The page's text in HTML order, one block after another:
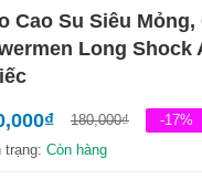
Cao Su Siêu
Long Shock
180,000₫
₫
-17%
trạng: Còn hàng